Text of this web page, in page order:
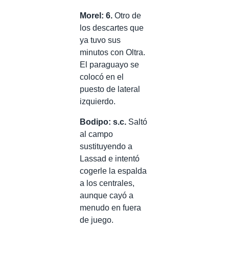
Morel: 6. Otro de
los descartes que
ya tuvo sus
minutos con Oltra.
El paraguayo se
colocó en el
puesto de lateral
izquierdo.
Bodipo: s.c. Saltó
al campo
sustituyendo a
Lassad e intentó
cogerle la espalda
a los centrales,
aunque cayó a
menudo en fuera
de juego.